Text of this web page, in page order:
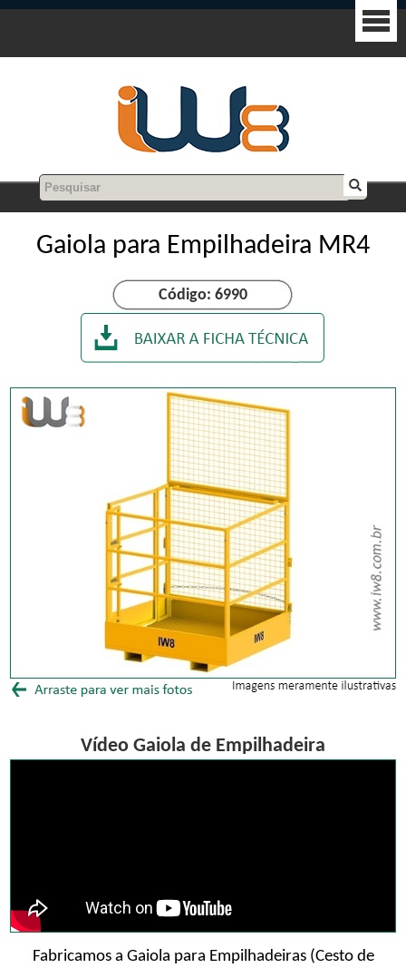
Gaiola para Empilhadeira MR4
Código: 6990
Vídeo Gaiola de Empilhadeira
Fabricamos a Gaiola para Empilhadeiras (Cesto de